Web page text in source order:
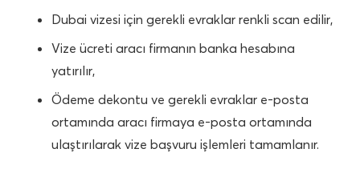
Dubai vizesi için gerekli evraklar renkli scan edilir,
Vize ücreti aracı firmanın banka hesabına
yatırılır,
Ödeme dekontu ve gerekli evraklar e-posta
ortamında aracı firmaya e-posta ortamında
ulaştırılarak vize başvuru işlemleri tamamlanır.